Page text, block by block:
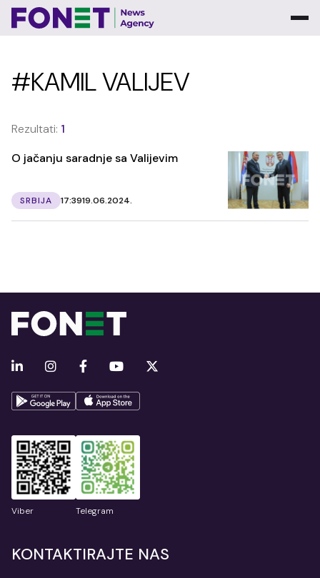
#KAMIL VALIJEV
Rezultati: 1
O jačanju saradnje sa Valijevim
SRBIJA 17:3919.06.2024.
Viber Telegram
KONTAKTIRAJTE NAS